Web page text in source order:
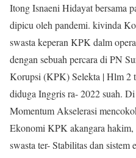
Itong Isnaeni Hidayat bersama
dipicu oleh pandemi. kivinda
swasta keperan KPK dalm
dengan sebuah percara di PN
Korupsi (KPK) Selekta | Hlm 2
diduga Inggris ra- 2022 suah.
Momentum Akselerasi
Ekonomi KPK akangara
swasta ter- Stabilitas dan sistem